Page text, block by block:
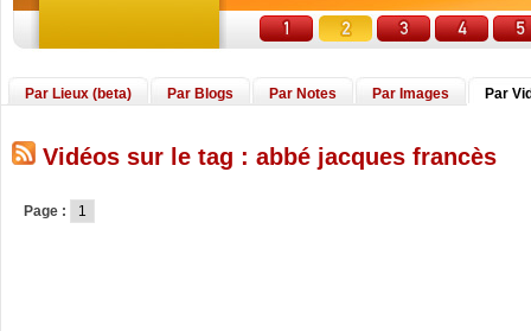
Par Lieux (beta) Par Blogs Par Notes Par Images Par
Vidéos sur le tag : abbé jacques francès
Page : 1